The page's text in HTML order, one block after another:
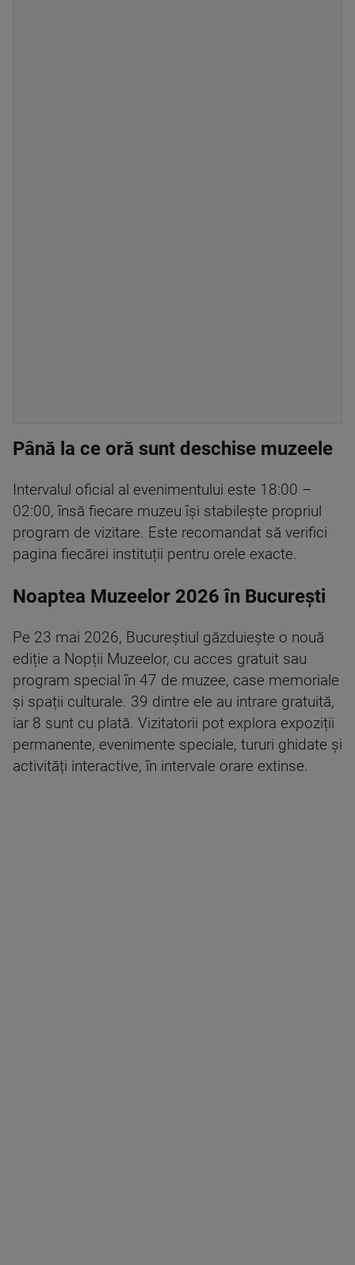
Până la ce oră sunt deschise muzeele
Intervalul oficial al evenimentului este 18:00 –
02:00, însă fiecare muzeu își stabilește propriul
program de vizitare. Este recomandat să verifici
pagina fiecărei instituții pentru orele exacte.
Noaptea Muzeelor 2026 în București
Pe 23 mai 2026, Bucureștiul găzduiește o nouă
ediție a Nopții Muzeelor, cu acces gratuit sau
program special în 47 de muzee, case memoriale
și spații culturale. 39 dintre ele au intrare gratuită,
iar 8 sunt cu plată. Vizitatorii pot explora expoziții
permanente, evenimente speciale, tururi ghidate și
activități interactive, în intervale orare extinse.